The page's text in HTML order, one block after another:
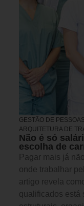
GESTÃO DE
ARQUITETURA DE
Não é só
escolha de
Pagar mais já
onde trabalhar
artigo revela
qualificados está